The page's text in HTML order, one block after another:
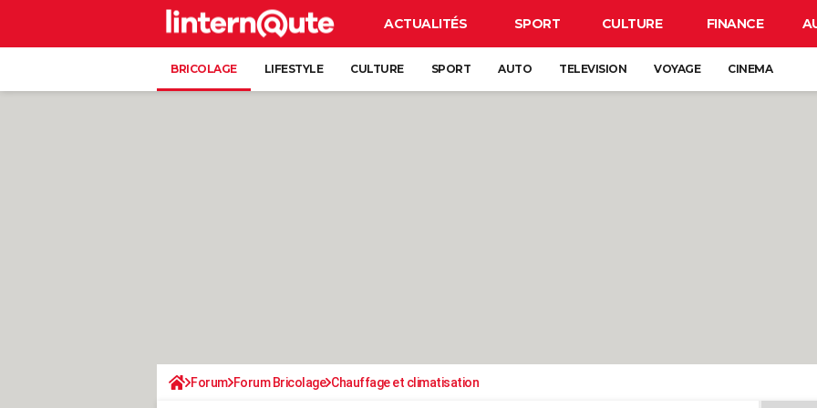
ACTUALITÉS SPORT CULTURE FINANCE
BRICOLAGE LIFESTYLE CULTURE SPORT AUTO TELEVISION VOYAGE CINEMA
Forum Forum Bricolage Chauffage et climatisation